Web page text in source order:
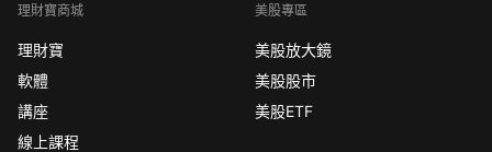
理財寶商城
理財寶
軟體
講座
線上課程
美股專區
美股放大鏡
美股股市
美股ETF